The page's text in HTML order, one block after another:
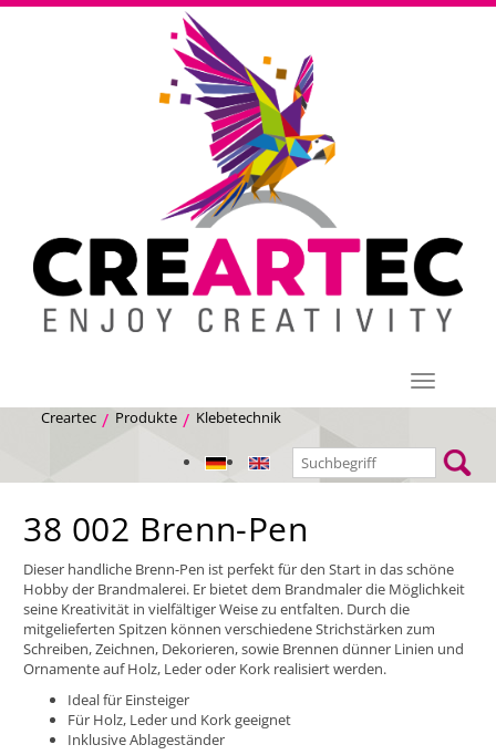
Menü
Creartec Produkte Klebetechnik
38 002 Brenn-Pen
Dieser handliche Brenn-Pen ist perfekt für den Start in das schöne
Hobby der Brandmalerei. Er bietet dem Brandmaler die Möglichkeit
seine Kreativität in vielfältiger Weise zu entfalten. Durch die
mitgelieferten Spitzen können verschiedene Strichstärken zum
Schreiben, Zeichnen, Dekorieren, sowie Brennen dünner Linien und
Ornamente auf Holz, Leder oder Kork realisiert werden.
Ideal für Einsteiger
Für Holz, Leder und Kork geeignet
Inklusive Ablageständer